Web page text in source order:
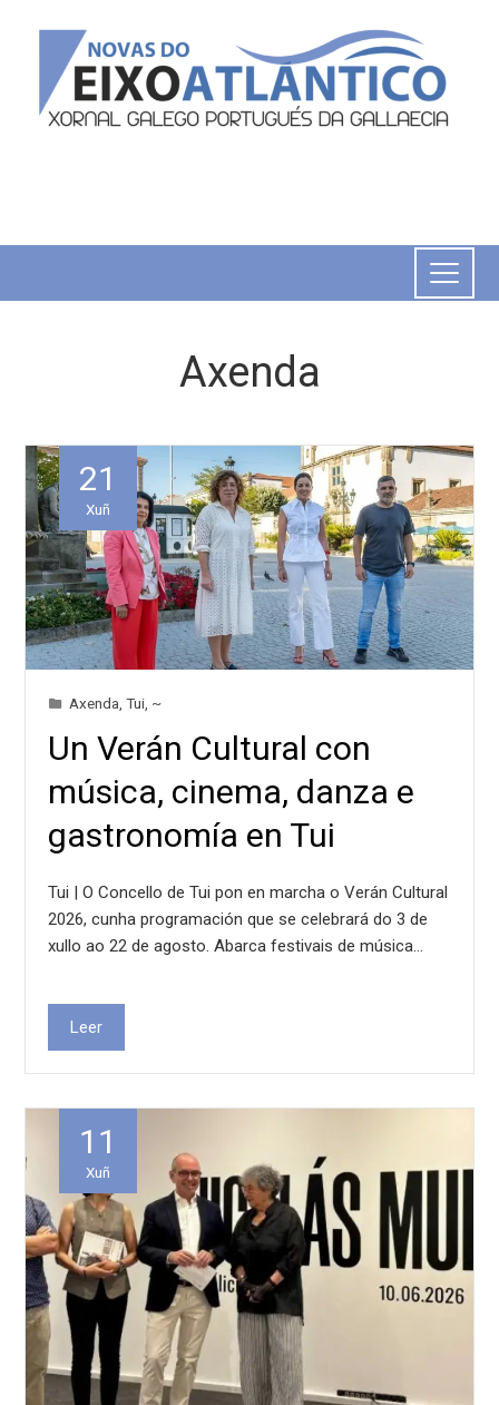
Axenda
21
Xuñ
Axenda ,Tui ~
Un Verán Cultural con
música, cinema, danza e
gastronomía en Tui
Tui | O Concello de Tui pon en marcha o Verán Cultural
2026, cunha programación que se celebrará do 3 de
xullo ao 22 de agosto. Abarca festivais de música…
Leer
11
Xuñ